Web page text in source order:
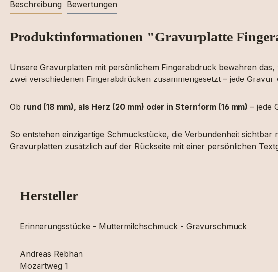
Beschreibung Bewertungen
Produktinformationen "Gravurplatte
Unsere Gravurplatten mit persönlichem Fingerabdruck bewahren
zwei verschiedenen Fingerabdrücken zusammengesetzt – jede
Ob rund (18 mm), als Herz (20 mm) oder in Sternform (16 mm) – jede
So entstehen einzigartige Schmuckstücke, die Verbundenheit
Gravurplatten zusätzlich auf der Rückseite mit einer persönlichen
Hersteller
Erinnerungsstücke - Muttermilchschmuck - Gravurschmuck
Andreas Rebhan
Mozartweg 1